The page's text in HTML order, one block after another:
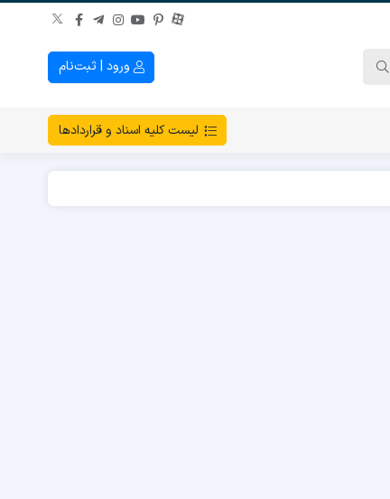
ورود | ثبت‌نام
لیست کلیه اسناد و قراردادها